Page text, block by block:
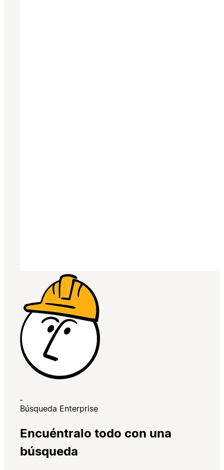
Búsqueda Enterprise
Encuéntralo todo con una
búsqueda